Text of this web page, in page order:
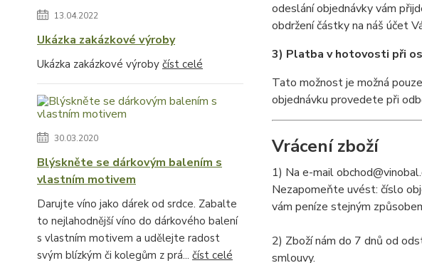
13.04.2022
Ukázka zakázkové výroby
Ukázka zakázkové výroby číst celé
30.03.2020
Blýskněte se dárkovým balením s
vlastním motivem
Darujte víno jako dárek od srdce. Zabalte
to nejlahodnější víno do dárkového balení
s vlastním motivem a udělejte radost
svým blízkým či kolegům z prá... číst celé
odeslání objednávky vám
obdržení částky na náš účet
3) Platba v hotovosti při
Tato možnost je možná
objednávku provedete při
Vrácení zboží
1) Na e-mail
Nezapomeňte uvést: číslo
vám peníze stejným
2) Zboží nám do 7 dnů od
smlouvy.